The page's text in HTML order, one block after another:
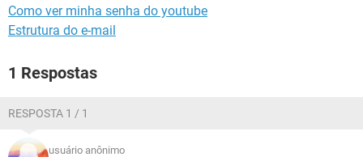
Como ver minha senha do youtube
Estrutura do e-mail
1 Respostas
RESPOSTA 1 / 1
usuário anônimo